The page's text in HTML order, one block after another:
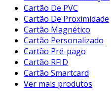
Cartão De PVC
Cartão De Proximidade
Cartão Magnético
Cartão Personalizado
Cartão Pré-pago
Cartão RFID
Cartão Smartcard
Ver mais produtos